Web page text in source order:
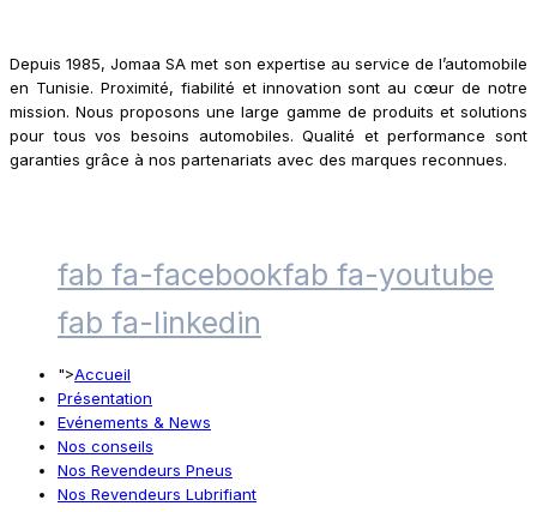
Depuis 1985, Jomaa SA met son expertise au service de l’automobile
en Tunisie. Proximité, fiabilité et innovation sont au cœur de notre
mission. Nous proposons une large gamme de produits et solutions
pour tous vos besoins automobiles. Qualité et performance sont
garanties grâce à nos partenariats avec des marques reconnues.
fab fa-facebookfab fa-youtube
fab fa-linkedin
">Accueil
Présentation
Evénements & News
Nos conseils
Nos Revendeurs Pneus
Nos Revendeurs Lubrifiant